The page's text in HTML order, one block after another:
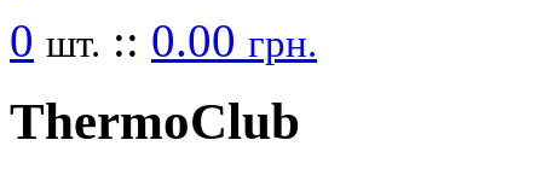
0 шт. :: 0.00 грн.
ThermoClub